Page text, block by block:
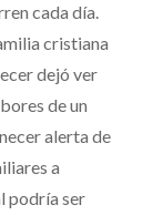
cada día.
cristiana
dejó ver
de un
alerta de
a
podría ser